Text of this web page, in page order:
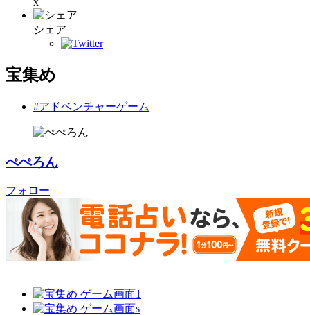
シェア
宝集め
#アドベンチャーゲーム
ぺぺろん
フォロー